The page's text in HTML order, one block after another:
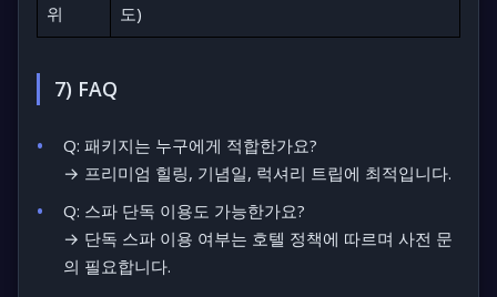
위
도)
7) FAQ
Q: 패키지는 누구에게 적합한가요?
→ 프리미엄 힐링, 기념일, 럭셔리 트립에 최적입니다.
Q: 스파 단독 이용도 가능한가요?
→ 단독 스파 이용 여부는 호텔 정책에 따르며 사전 문
의 필요합니다.